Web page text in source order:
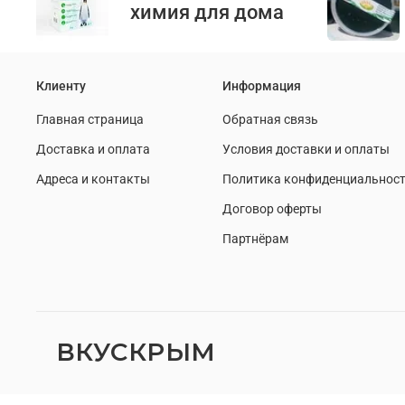
химия для дома
Клиенту
Главная страница
Доставка и оплата
Адреса и контакты
Информация
Обратная связь
Условия доставки и оплаты
Политика
Договор оферты
Партнёрам
ВКУСКРЫМ